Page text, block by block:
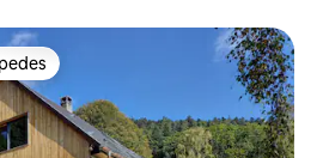
entre huéspedes